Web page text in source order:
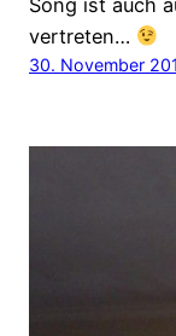
vertreten…
30. November